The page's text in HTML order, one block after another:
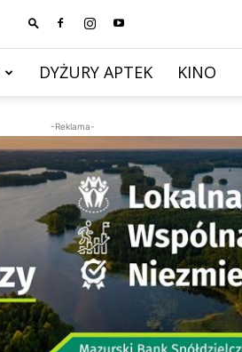
DYŻURY APTEK KINO
-Reklama-